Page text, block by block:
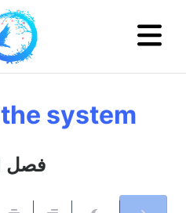
system
فصل 3.1